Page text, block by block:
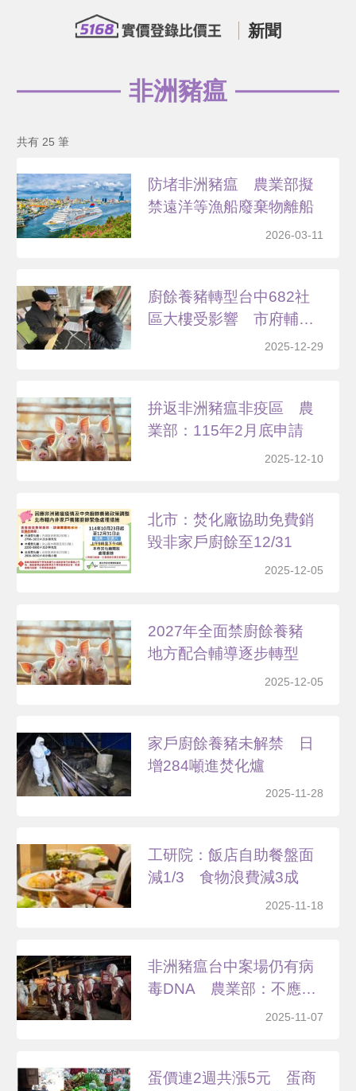
新聞
非洲豬瘟
共有 25 筆
防堵非洲豬瘟 農業部擬
禁遠洋等漁船廢棄物離船
2026-03-11
廚餘養豬轉型台中682社
區大樓受影響 市府輔
2025-12-29
拚返非洲豬瘟非疫區 農
業部：115年2月底申請
2025-12-10
北市：焚化廠協助免費銷
毀非家戶廚餘至12/31
2025-12-05
2027年全面禁廚餘養豬
地方配合輔導逐步轉型
2025-12-05
家戶廚餘養豬未解禁 日
增284噸進焚化爐
2025-11-28
工研院：飯店自助餐盤面
減1/3 食物浪費減3成
2025-11-18
非洲豬瘟台中案場仍有病
毒DNA 農業部：不應
2025-11-07
蛋價連2週共漲5元 蛋商